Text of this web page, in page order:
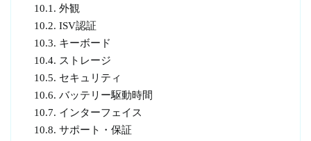
10.1. 外観
10.2. ISV認証
10.3. キーボード
10.4. ストレージ
10.5. セキュリティ
10.6. バッテリー駆動時間
10.7. インターフェイス
10.8. サポート・保証